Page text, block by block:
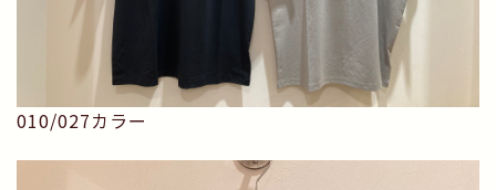
010/027カラー